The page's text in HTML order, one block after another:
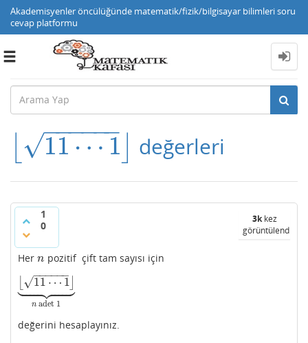
Akademisyenler öncülüğünde matematik/fizik/bilgisayar bilimleri soru
cevap platformu
Toggle
11 ⋯ 1
− −
−−−−
√
11⋯1 ⌋ değerleri
1
0
3kkez
görüntülendi
Her n
n pozitif çift tam sayısı için
11 ⋯ 1
− −
−−−−
√ ⌋
 

 
n adet 1
11⋯1 ⌋ ⏟ n adet
değerini hesaplayınız.